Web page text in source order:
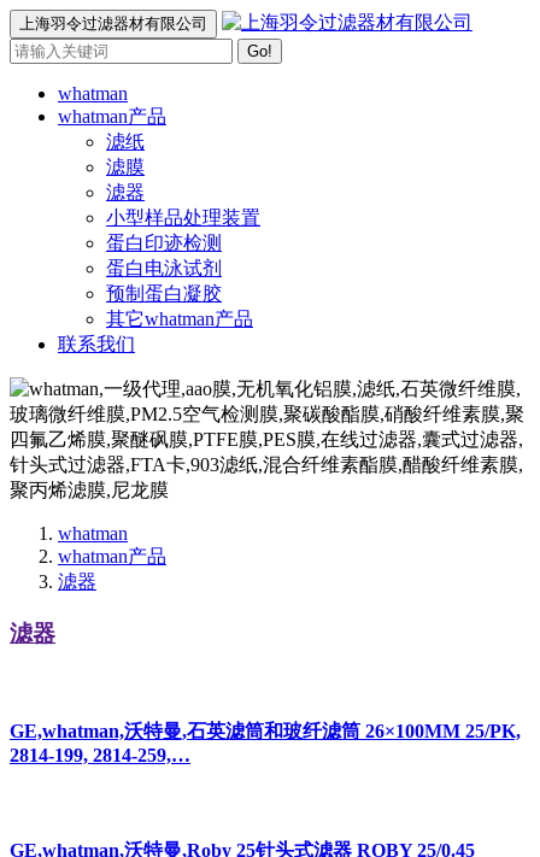
上海羽令过滤器材有限公司
Go!
whatman
whatman产品
滤纸
滤膜
滤器
小型样品处理装置
蛋白印迹检测
蛋白电泳试剂
预制蛋白凝胶
其它whatman产品
联系我们
whatman
whatman产品
滤器
滤器
2814-199, 2814-259,…